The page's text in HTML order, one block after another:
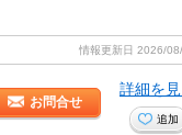
情報更新日 2026/
お問合せ
詳細を
追加